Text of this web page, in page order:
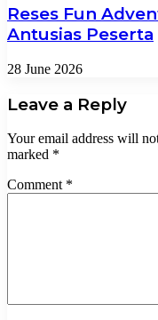
Reses Fun
Antusias Peserta
28 June 2026
Leave a Reply
Your email address will
marked *
Comment *